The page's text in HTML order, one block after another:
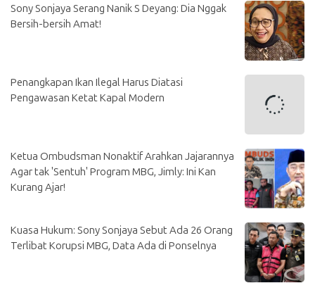
Sony Sonjaya Serang Nanik S Deyang: Dia Nggak
Bersih-bersih Amat!
Penangkapan Ikan Ilegal Harus Diatasi
Pengawasan Ketat Kapal Modern
Ketua Ombudsman Nonaktif Arahkan Jajarannya
Agar tak 'Sentuh' Program MBG, Jimly: Ini Kan
Kurang Ajar!
Kuasa Hukum: Sony Sonjaya Sebut Ada 26 Orang
Terlibat Korupsi MBG, Data Ada di Ponselnya